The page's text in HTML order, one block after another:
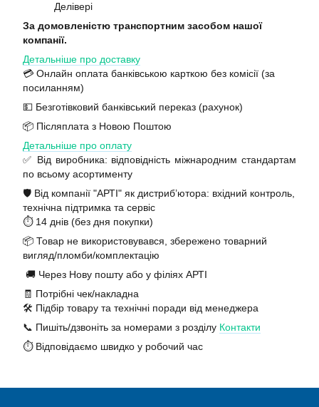
Делівері
За домовленістю транспортним засобом нашої
компанії.
Детальніше про доставку
💳 Онлайн оплата банківською карткою без комісії (за
посиланням)
💵 Безготівковий банківський переказ (рахунок)
📦 Післяплата з Новою Поштою
Детальніше про оплату
✅ Від виробника: відповідність міжнародним стандартам
по всьому асортименту
🛡️ Від компанії "АРТІ" як дистриб’ютора: вхідний контроль,
технічна підтримка та сервіс
⏱️ 14 днів (без дня покупки)
📦 Товар не використовувався, збережено товарний
вигляд/пломби/комплектацію
🚚 Через Нову пошту або у філіях АРТІ
🧾 Потрібні чек/накладна
🛠️ Підбір товару та технічні поради від менеджера
📞 Пишіть/дзвоніть за номерами з розділу Контакти
⏱️ Відповідаємо швидко у робочий час